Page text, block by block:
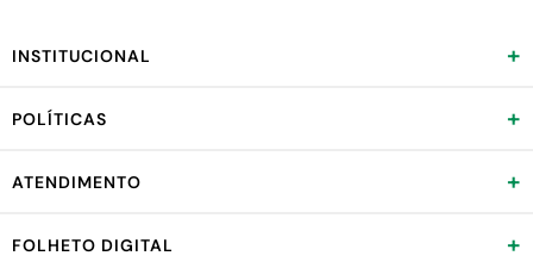
INSTITUCIONAL +
POLÍTICAS +
ATENDIMENTO +
FOLHETO DIGITAL +